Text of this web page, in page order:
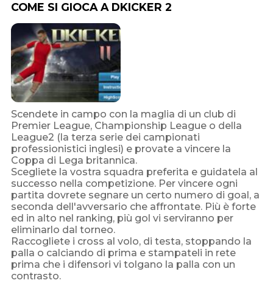
COME SI GIOCA A DKICKER 2
Scendete in campo con la maglia di un club di
Premier League, Championship League o della
League2 (la terza serie dei campionati
professionistici inglesi) e provate a vincere la
Coppa di Lega britannica.
Scegliete la vostra squadra preferita e guidatela al
successo nella competizione. Per vincere ogni
partita dovrete segnare un certo numero di goal, a
seconda dell'avversario che affrontate. Più è forte
ed in alto nel ranking, più gol vi serviranno per
eliminarlo dal torneo.
Raccogliete i cross al volo, di testa, stoppando la
palla o calciando di prima e stampateli in rete
prima che i difensori vi tolgano la palla con un
contrasto.